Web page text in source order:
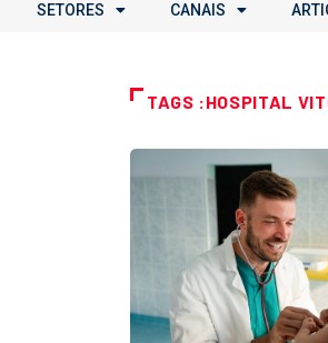
SETORES CANAIS
TAGS :HOSPITAL